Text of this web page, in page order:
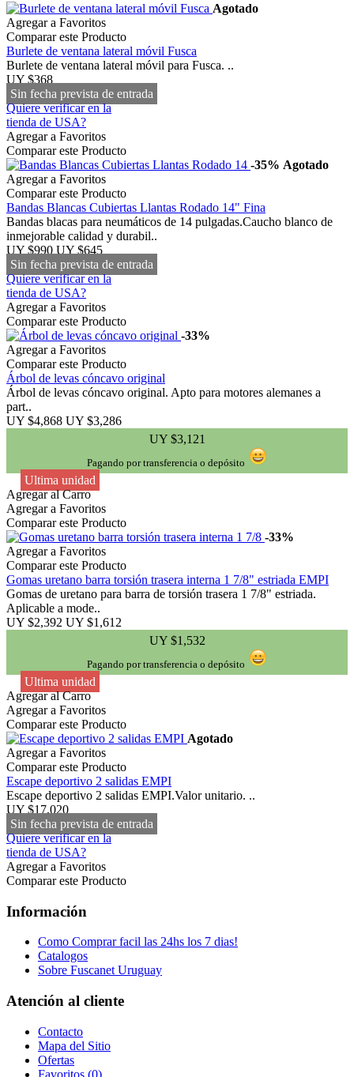
Agotado
Agregar a Favoritos
Comparar este Producto
Burlete de ventana lateral móvil Fusca
Burlete de ventana lateral móvil para Fusca. ..
UY $368
Sin fecha prevista de entrada
Quiere verificar en la
tienda de USA?
Agregar a Favoritos
Comparar este Producto
-35% Agotado
Agregar a Favoritos
Comparar este Producto
Bandas Blancas Cubiertas Llantas Rodado 14" Fina
Bandas blacas para neumáticos de 14 pulgadas.Caucho blanco de
inmejorable calidad y durabil..
UY $990 UY $645
Sin fecha prevista de entrada
Quiere verificar en la
tienda de USA?
Agregar a Favoritos
Comparar este Producto
-33%
Agregar a Favoritos
Comparar este Producto
Árbol de levas cóncavo original
Árbol de levas cóncavo original. Apto para motores alemanes a
part..
UY $4,868 UY $3,286
UY $3,121
Pagando por transferencia o depósito
Ultima unidad
Agregar al Carro
Agregar a Favoritos
Comparar este Producto
-33%
Agregar a Favoritos
Comparar este Producto
Gomas uretano barra torsión trasera interna 1 7/8" estriada EMPI
Gomas de uretano para barra de torsión trasera 1 7/8" estriada.
Aplicable a mode..
UY $2,392 UY $1,612
UY $1,532
Pagando por transferencia o depósito
Ultima unidad
Agregar al Carro
Agregar a Favoritos
Comparar este Producto
Agotado
Agregar a Favoritos
Comparar este Producto
Escape deportivo 2 salidas EMPI
Escape deportivo 2 salidas EMPI.Valor unitario. ..
UY $17,020
Sin fecha prevista de entrada
Quiere verificar en la
tienda de USA?
Agregar a Favoritos
Comparar este Producto
Información
Como Comprar facil las 24hs los 7 dias!
Catalogos
Sobre Fuscanet Uruguay
Atención al cliente
Contacto
Mapa del Sitio
Ofertas
Favoritos (0)